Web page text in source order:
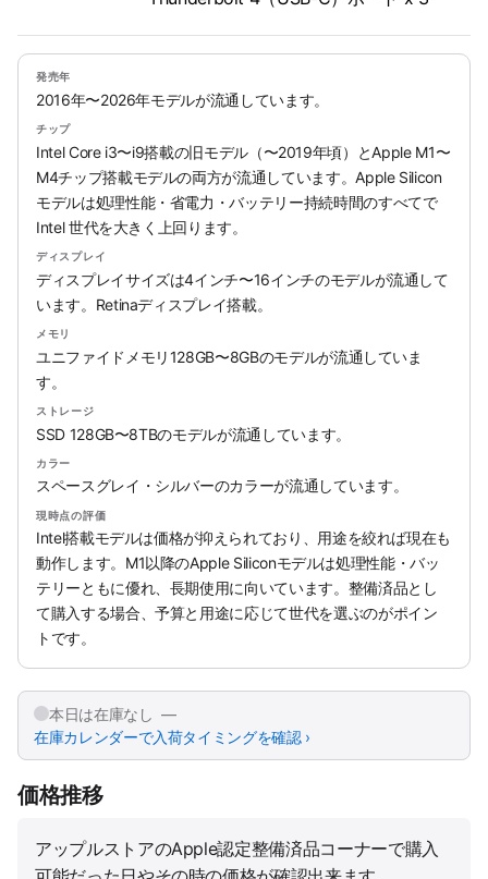
発売年
2016年〜2026年モデルが流通しています。
チップ
Intel Core i3〜i9搭載の旧モデル（〜2019年頃）とApple M1〜
M4チップ搭載モデルの両方が流通しています。Apple Silicon
モデルは処理性能・省電力・バッテリー持続時間のすべてで
Intel 世代を大きく上回ります。
ディスプレイ
ディスプレイサイズは4インチ〜16インチのモデルが流通して
います。Retinaディスプレイ搭載。
メモリ
ユニファイドメモリ128GB〜8GBのモデルが流通していま
す。
ストレージ
SSD 128GB〜8TBのモデルが流通しています。
カラー
スペースグレイ・シルバーのカラーが流通しています。
現時点の評価
Intel搭載モデルは価格が抑えられており、用途を絞れば現在も
動作します。M1以降のApple Siliconモデルは処理性能・バッ
テリーともに優れ、長期使用に向いています。整備済品とし
て購入する場合、予算と用途に応じて世代を選ぶのがポイン
トです。
本日は在庫なし —
在庫カレンダーで入荷タイミングを確認 ›
価格推移
アップルストアのApple認定整備済品コーナーで購入